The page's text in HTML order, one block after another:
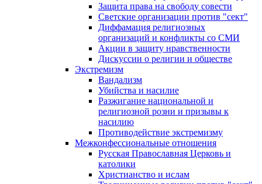
Защита права на свободу совести
Светские организации против "сект"
Диффамация религиозных
организаций и конфликты со СМИ
Акции в защиту нравственности
Дискуссии о религии и обществе
Экстремизм
Вандализм
Убийства и насилие
Разжигание национальной и
религиозной розни и призывы к
насилию
Противодействие экстремизму
Межконфессиональные отношения
Русская Православная Церковь и
католики
Христианство и ислам